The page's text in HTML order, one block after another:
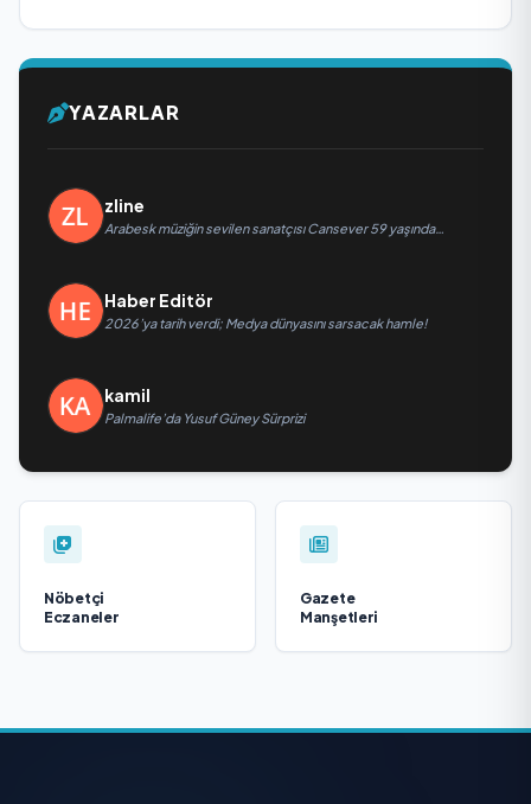
YAZARLAR
zline
Arabesk müziğin sevilen sanatçısı Cansever 59 yaşında
Haber Editör
2026’ya tarih verdi; Medya dünyasını sarsacak hamle!
kamil
Palmalife’da Yusuf Güney Sürprizi
Nöbetçi
Eczaneler
Gazete
Manşetleri